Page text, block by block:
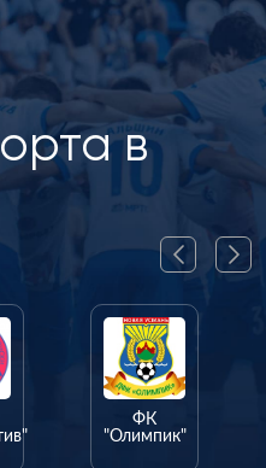
в
ФК
"Олимпик"